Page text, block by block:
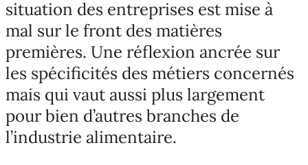
situation des entreprises est mise à
mal sur le front des matières
premières. Une réflexion ancrée sur
les spécificités des métiers concernés
mais qui vaut aussi plus largement
pour bien d’autres branches de
l’industrie alimentaire.